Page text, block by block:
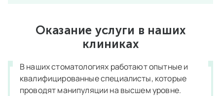
Оказание услуги в наших
клиниках
В наших стоматологиях работают опытные и
квалифицированные специалисты, которые
проводят манипуляции на высшем уровне.